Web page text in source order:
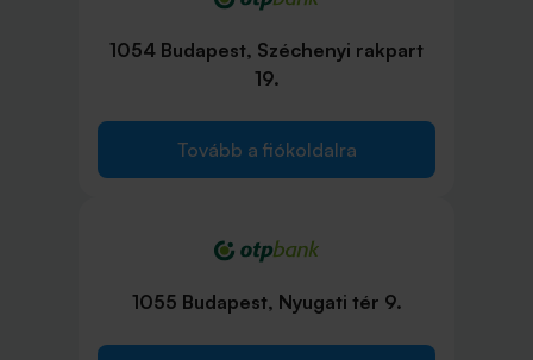
1054 Budapest, Széchenyi rakpart
19.
Tovább a fiókoldalra
1055 Budapest, Nyugati tér 9.